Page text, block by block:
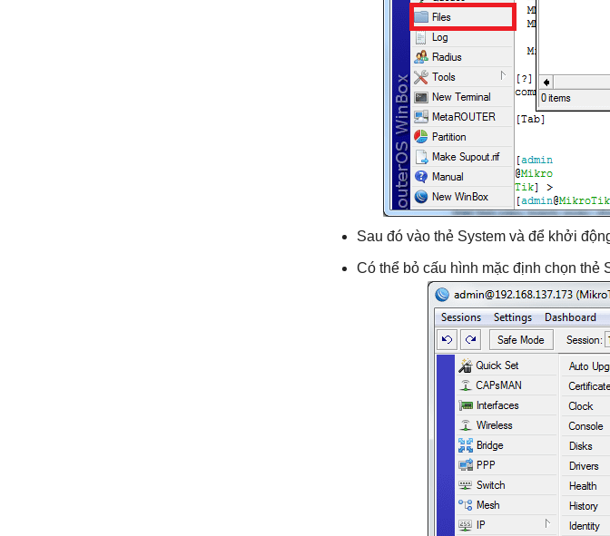
Sau đó vào thẻ System và để khởi
Có thể bỏ cấu hình mặc định chọn thẻ